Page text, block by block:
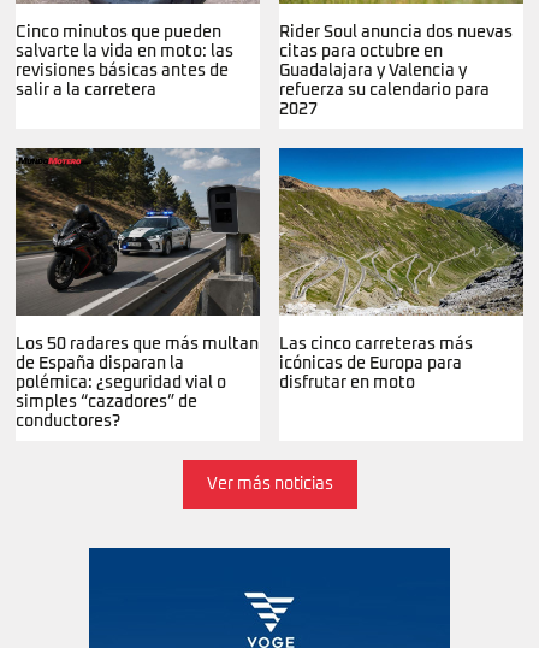
Cinco minutos que pueden
salvarte la vida en moto: las
revisiones básicas antes de
salir a la carretera
Rider Soul anuncia dos nuevas
citas para octubre en
Guadalajara y Valencia y
refuerza su calendario para
2027
Los 50 radares que más multan
de España disparan la
polémica: ¿seguridad vial o
simples “cazadores” de
conductores?
Las cinco carreteras más
icónicas de Europa para
disfrutar en moto
Ver más noticias